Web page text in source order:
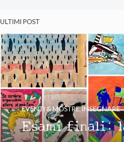
ULTIMI POST
Esami finali:
EVENTI & MOSTRE,INSEGNARE